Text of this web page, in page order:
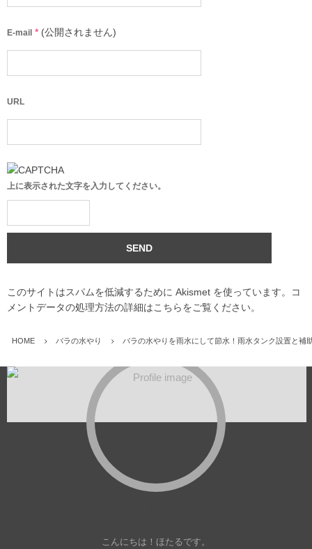
E-mail * (公開されません)
URL
上に表示された文字を入力してください。
このサイトはスパムを低減するために Akismet を使っています。
コ
メントデータの処理方法の詳細はこちらをご覧ください。
HOME バラの水やり バラの水やりを雨水にして節水！雨水タンク設置と補
こんにちは！ほたるです。